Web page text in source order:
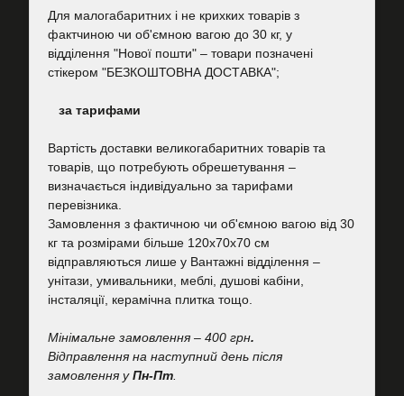
Для малогабаритних і не крихких товарів з
фактчиною чи об'ємною вагою до 30 кг, у
відділення "Нової пошти" – товари позначені
стікером "БЕЗКОШТОВНА ДОСТАВКА";
за тарифами
Вартість доставки великогабаритних товарів та
товарів, що потребують обрешетування –
визначається індивідуально за тарифами
перевізника.
Замовлення з фактичною чи об'ємною вагою від 30
кг та розмірами більше 120х70х70 см
відправляються лише у Вантажні відділення –
унітази, умивальники, меблі, душові кабіни,
інсталяції, керамічна плитка тощо.
Мінімальне замовлення – 400 грн.
Відправлення на наступний день після
замовлення уПн-Пт